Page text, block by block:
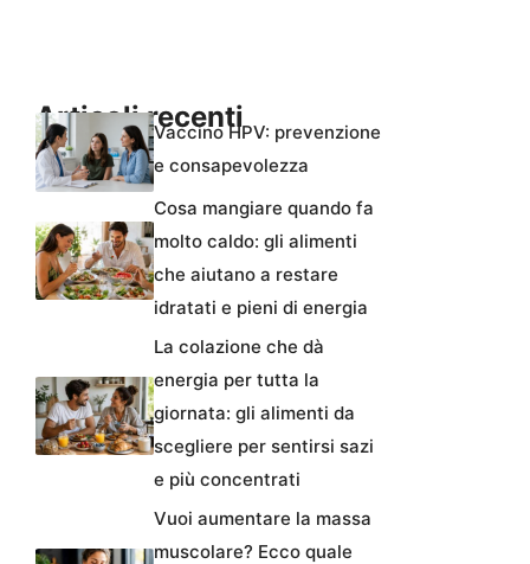
Articoli recentiVaccino HPV: prevenzione
e consapevolezza
Cosa mangiare quando fa
molto caldo: gli alimenti
che aiutano a restare
idratati e pieni di energia
La colazione che dà
energia per tutta la
giornata: gli alimenti da
scegliere per sentirsi sazi
e più concentrati
Vuoi aumentare la massa
muscolare? Ecco quale